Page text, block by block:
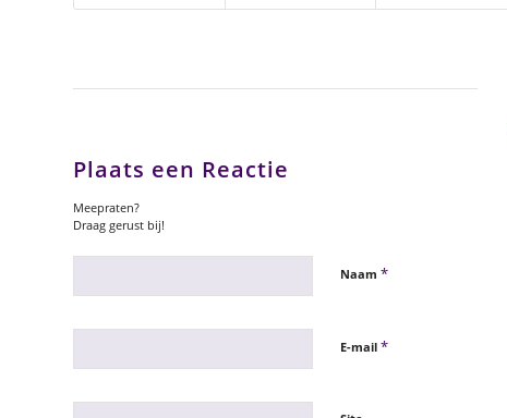
Plaats een Reactie
Meepraten?
Draag gerust bij!
Naam *
E-mail *